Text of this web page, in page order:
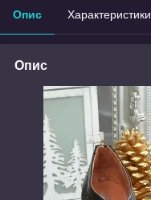
Опис Характеристики
Опис